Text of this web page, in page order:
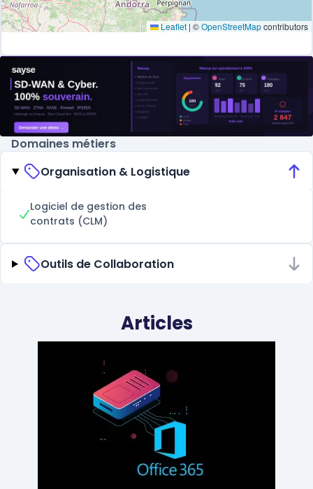
Leaflet | ©OpenStreetMapcontributors
Domaines métiers
Organisation & Logistique
Logiciel de gestion des
contrats (CLM)
Outils de Collaboration
Articles